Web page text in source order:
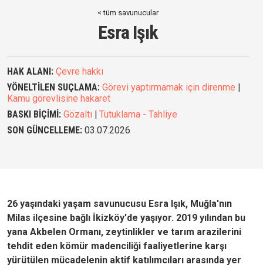
< tüm savunucular
Esra Işık
HAK ALANI: Çevre hakkı
YÖNELTİLEN SUÇLAMA: Görevi yaptırmamak için direnme
Kamu görevlisine hakaret
BASKI BİÇİMİ: Gözaltı
Tutuklama - Tahliye
SON GÜNCELLEME: 03.07.2026
26 yaşındaki yaşam savunucusu Esra Işık, Muğla'nın
Milas ilçesine bağlı İkizköy'de yaşıyor. 2019 yılından bu
yana Akbelen Ormanı, zeytinlikler ve tarım arazilerini
tehdit eden kömür madenciliği faaliyetlerine karşı
yürütülen mücadelenin aktif katılımcıları arasında yer